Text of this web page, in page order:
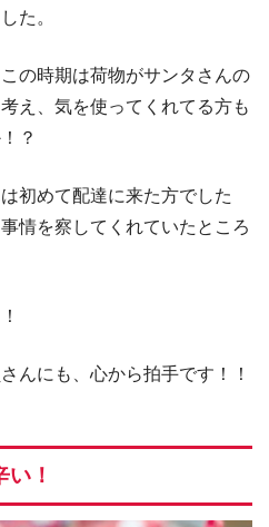
た。
の時期は荷物がサンタさんの
え、気を使ってくれてる方も
？
初めて配達に来た方でした
情を察してくれていたところ
んにも、心から拍手です！！
！